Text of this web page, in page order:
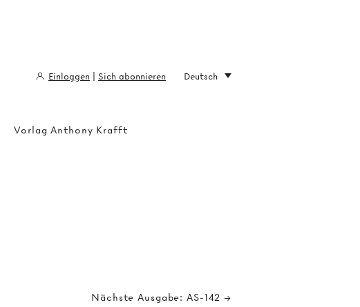
Nächste Ausgabe: AS-142 →
Vorlag Anthony Krafft
Einloggen Sich abonnieren Deutsch